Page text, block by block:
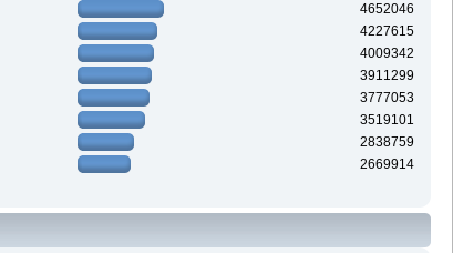
4652046
4227615
4009342
3911299
3777053
3519101
2838759
2669914